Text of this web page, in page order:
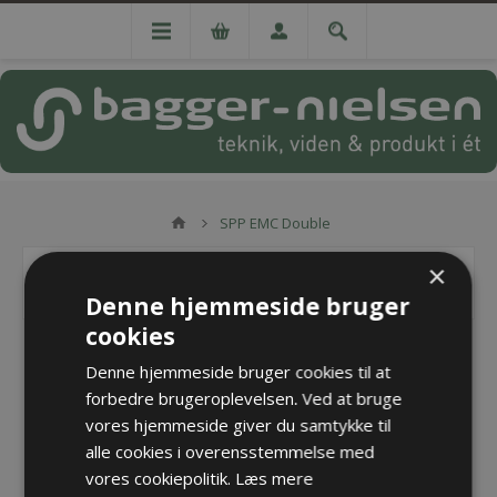
SPP EMC Double
×
Denne hjemmeside bruger
cookies
Denne hjemmeside bruger cookies til at
forbedre brugeroplevelsen. Ved at bruge
vores hjemmeside giver du samtykke til
alle cookies i overensstemmelse med
vores cookiepolitik. Læs mere